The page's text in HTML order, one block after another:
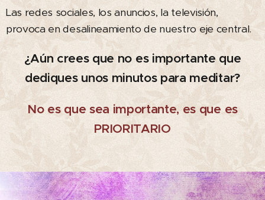
Las redes sociales, los anuncios, la televisión,
provoca en desalineamiento de nuestro eje central.
¿Aún crees que no es importante que
dediques unos minutos para meditar?
No es que sea importante, es que es
PRIORITARIO